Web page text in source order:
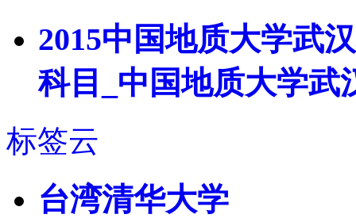
2015中国地质大学武
科目_中国地质大学武
标签云
台湾清华大学